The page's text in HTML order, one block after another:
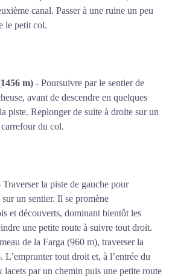
canal. Passer à une ruine un peu
le petit col.
m) - Poursuivre par le sentier de
avant de descendre en quelques
piste. Replonger de suite à droite sur un
du col.
Traverser la piste de gauche pour
un sentier. Il se promène
et découverts, dominant bientôt les
une petite route à suivre tout droit.
de la Farga (960 m), traverser la
tout droit et, à l’entrée du
lacets par un chemin puis une petite route